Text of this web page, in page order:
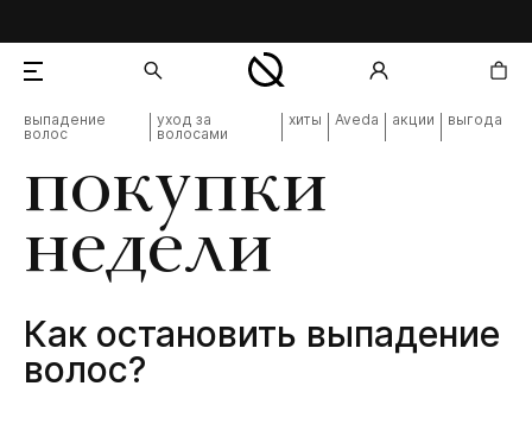
добавлен в корзину
покупки
недели
Как остановить выпадение
волос?
выпадение
волос
уход за
волосами
хиты Aveda акции выгода